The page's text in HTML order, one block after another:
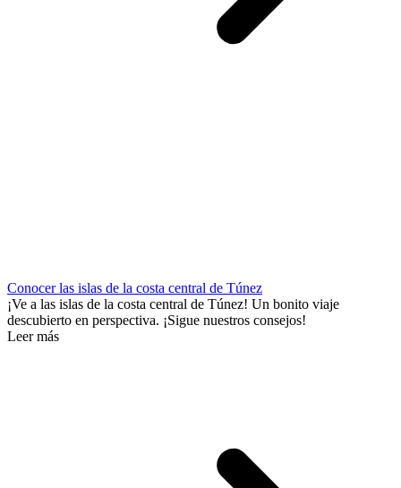
Conocer las islas de la costa central de Túnez
¡Ve a las islas de la costa central de Túnez! Un bonito viaje
descubierto en perspectiva. ¡Sigue nuestros consejos!
Leer más